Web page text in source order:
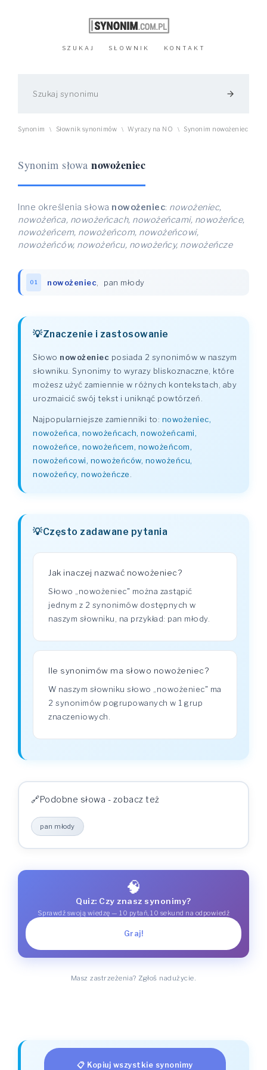
SZUKAJ SŁOWNIK KONTAKT
arrow_forward
Synonim \ Słownik synonimów \ Wyrazy na NO \ Synonim nowożeniec
Synonim słowa nowożeniec
Inne określenia słowa nowożeniec: nowożeniec,
nowożeńca, nowożeńcach, nowożeńcami, nowożeńce,
nowożeńcem, nowożeńcom, nowożeńcowi,
nowożeńców, nowożeńcu, nowożeńcy, nowożeńcze
01 nowożeniec pan młody
Znaczenie i zastosowanie
Słowo nowożeniec posiada 2 synonimów w naszym
słowniku. Synonimy to wyrazy bliskoznaczne, które
możesz użyć zamiennie w różnych kontekstach, aby
urozmaicić swój tekst i uniknąć powtórzeń.
Najpopularniejsze zamienniki to: nowożeniec,
nowożeńca, nowożeńcach, nowożeńcami,
nowożeńce, nowożeńcem, nowożeńcom,
nowożeńcowi, nowożeńców, nowożeńcu,
nowożeńcy, nowożeńcze
Często zadawane pytania
Jak inaczej nazwać nowożeniec?
Słowo „nowożeniec" można zastąpić
jednym z 2 synonimów dostępnych w
naszym słowniku, na przykład: pan młody.
Ile synonimów ma słowo nowożeniec?
W naszym słowniku słowo „nowożeniec" ma
2 synonimów pogrupowanych w 1 grup
znaczeniowych.
Podobne słowa - zobacz też
pan młody
🧠
Quiz: Czy znasz synonimy?
Sprawdź swoją wiedzę — 10 pytań, 10 sekund na odpowiedź
Graj!
Masz zastrzeżenia? Zgłoś nadużycie.
📋 Kopiuj wszystkie synonimy